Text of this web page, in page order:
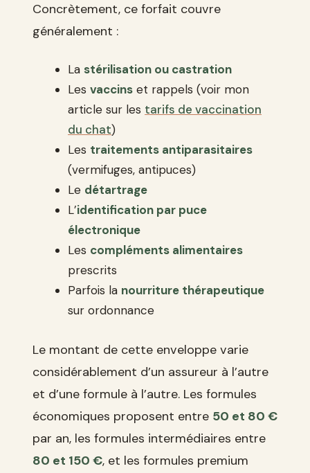
Concrètement, ce forfait couvre
généralement :
La stérilisation ou castration
Les vaccins et rappels (voir mon
article sur les tarifs de vaccination
du chat)
Les traitements antiparasitaires
(vermifuges, antipuces)
Le détartrage
L’identification par puce
électronique
Les compléments alimentaires
prescrits
Parfois la nourriture thérapeutique
sur ordonnance
Le montant de cette enveloppe varie
considérablement d’un assureur à l’autre
et d’une formule à l’autre. Les formules
économiques proposent entre 50 et 80 €
par an, les formules intermédiaires entre
80 et 150 €, et les formules premium